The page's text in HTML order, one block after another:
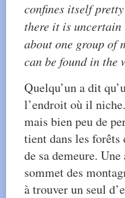
confines itself
there it is uncertain
about one group of
can be found in the
Quelqu’un a dit
l’endroit où il
mais bien peu de
tient dans les forêts
de sa demeure.
sommet des
à trouver un seul